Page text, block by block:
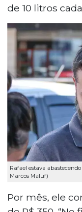
de 10 litros
Rafael estava
Marcos Maluf)
Por mês, ele